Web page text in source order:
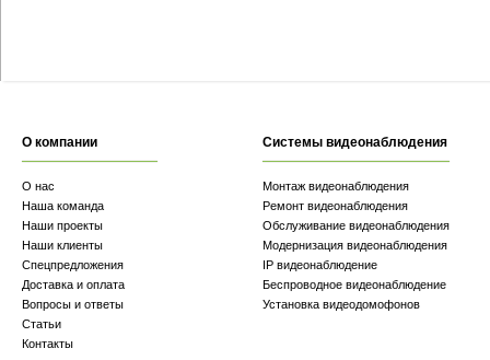
О компании
О нас
Наша команда
Наши проекты
Наши клиенты
Спецпредложения
Доставка и оплата
Вопросы и ответы
Статьи
Контакты
Системы видеонаблюдения
Монтаж видеонаблюдения
Ремонт видеонаблюдения
Обслуживание видеонаблюдения
Модернизация видеонаблюдения
IP видеонаблюдение
Беспроводное видеонаблюдение
Установка видеодомофонов